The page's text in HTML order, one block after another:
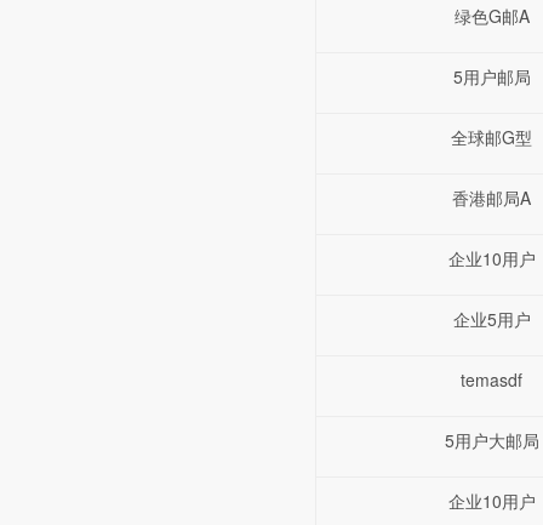
绿色G邮A
5用户邮局
全球邮G型
香港邮局A
企业10用户
企业5用户
temasdf
5用户大邮局
企业10用户